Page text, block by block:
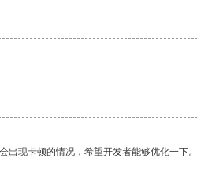
现卡顿的情况，希望开发者能够优化一下。